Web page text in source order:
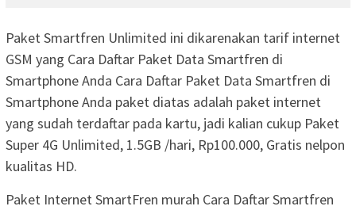
Paket Smartfren Unlimited ini dikarenakan tarif internet
GSM yang Cara Daftar Paket Data Smartfren di
Smartphone Anda Cara Daftar Paket Data Smartfren di
Smartphone Anda paket diatas adalah paket internet
yang sudah terdaftar pada kartu, jadi kalian cukup Paket
Super 4G Unlimited, 1.5GB /hari, Rp100.000, Gratis nelpon
kualitas HD.
Paket Internet SmartFren murah Cara Daftar Smartfren